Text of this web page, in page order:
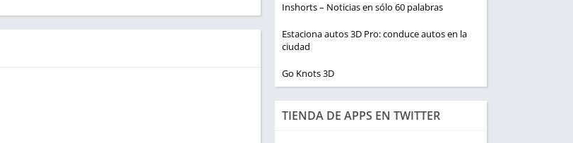
Inshorts – Noticias en sólo 60 palabras
Estaciona autos 3D Pro: conduce autos en la
ciudad
Go Knots 3D
TIENDA DE APPS EN TWITTER